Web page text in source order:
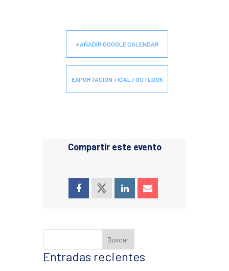
+ AÑADIR GOOGLE CALENDAR
EXPORTACIÓN + ICAL / OUTLOOK
Compartir este evento
Entradas recientes